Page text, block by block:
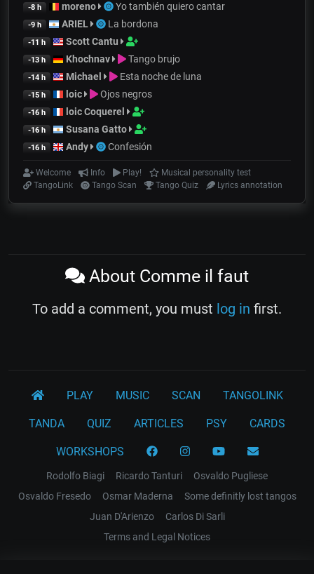
-8 h moreno Yo también quiero cantar
-9 h ARIEL La bordona
-11 h Scott Cantu
-13 h Khochnav Tango brujo
-14 h Michael Esta noche de luna
-15 h loic Ojos negros
-16 h loic Coquerel
-16 h Susana Gatto
-16 h Andy Confesión
Welcome Info Play!
Musical personality test
TangoLink
Tango Scan Tango Quiz Lyrics annotation
About Comme il faut
To add a comment, you must log in first.
PLAY MUSIC SCAN TANGOLINK
TANDA QUIZ ARTICLES PSY CARDS
WORKSHOPS
Rodolfo Biagi Ricardo Tanturi
Osvaldo Pugliese
Osvaldo Fresedo
Osmar Maderna
Some definitly lost tangos
Juan D'Arienzo
Carlos Di Sarli
Terms and Legal Notices